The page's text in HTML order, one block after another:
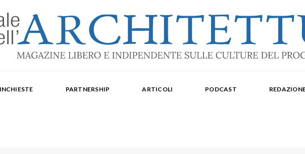
Rodenigo, Cecilia Rosa, Ubaldo Spina. Editore Delegato per The Architectural Post: Luca Gibello.
INCHIESTE PARTNERSHIP ARTICOLI PODCAST